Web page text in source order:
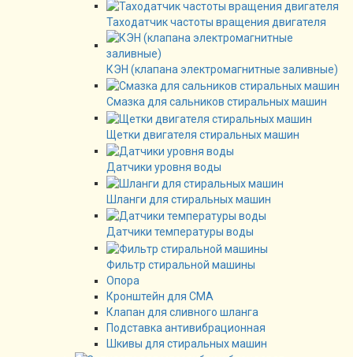
Таходатчик частоты вращения двигателя
КЭН (клапана электромагнитные заливные)
Смазка для сальников стиральных машин
Щетки двигателя стиральных машин
Датчики уровня воды
Шланги для стиральных машин
Датчики температуры воды
Фильтр стиральной машины
Опора
Кронштейн для СМА
Клапан для сливного шланга
Подставка антивибрационная
Шкивы для стиральных машин